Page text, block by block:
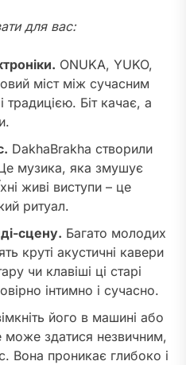
для вас:
ONUKA, YUKO,
міст між сучасним
Біт качає, а
DakhaBrakha створили
музика, яка змушує
живі виступи – це
ритуал.
сцену. Багато молодих
круті акустичні кавери
чи клавіші ці старі
інтимно і сучасно.
його в машині або
може здатися незвичним,
Вона проникає глибоко і